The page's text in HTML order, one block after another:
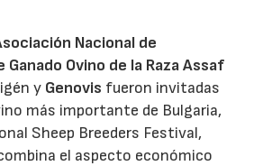
Nacional de
Ganado Ovino de la Raza Assaf
y Genovis fueron invitadas
más importante de Bulgaria,
Sheep Breeders Festival,
el aspecto económico